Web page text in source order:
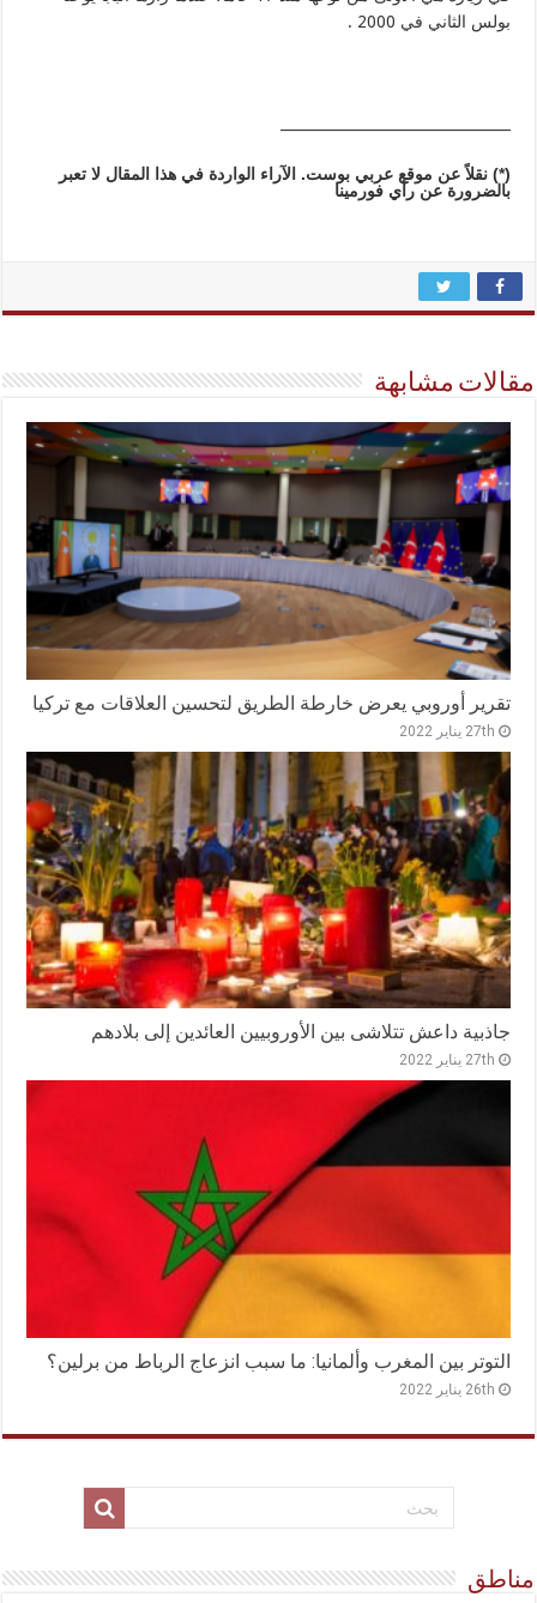
بولس الثاني في 2000 .
(*)نقلاً عن موقع عربي بوست. الآراء الواردة في هذا المقال لا تعبر
بالضرورة عن رأي فورمينا
مقالات مشابهة
تقرير أوروبي يعرض خارطة الطريق لتحسين العلاقات مع تركيا
27th يناير 2022
جاذبية داعش تتلاشى بين الأوروبيين العائدين إلى بلادهم
27th يناير 2022
التوتر بين المغرب وألمانيا: ما سبب انزعاج الرباط من برلين؟
26th يناير 2022
مناطق